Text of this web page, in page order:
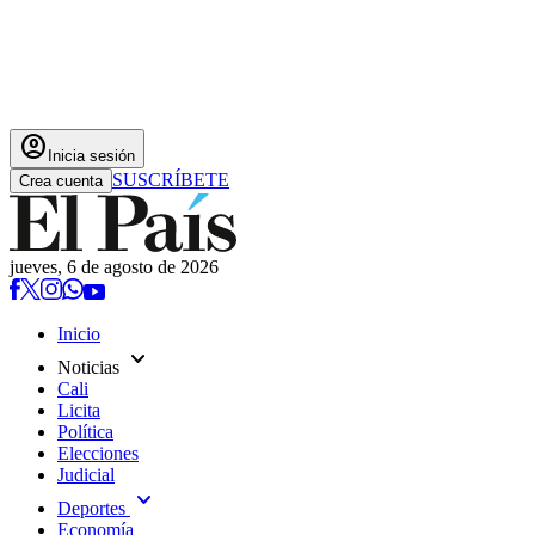
account_circle Inicia sesión
Crea cuenta SUSCRÍBETE
jueves, 6 de agosto de 2026
Inicio
Noticias expand_more
Cali
Licita
Política
Elecciones
Judicial
Deportes expand_more
Economía